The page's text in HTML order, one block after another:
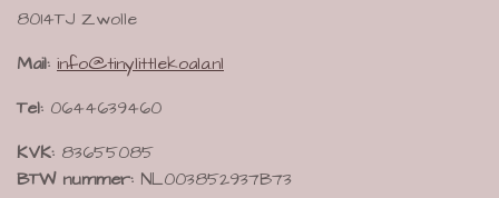
8014TJ Zwolle
Mail: info@tinylittlekoala.nl
Tel: 0644639460
KVK: 83655085
BTW nummer: NL003852937B73